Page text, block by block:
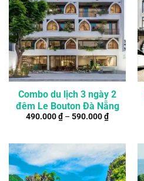
Combo du lịch 3 ngày 2
đêm Le Bouton Đà Nẵng
490.000₫– 590.000₫